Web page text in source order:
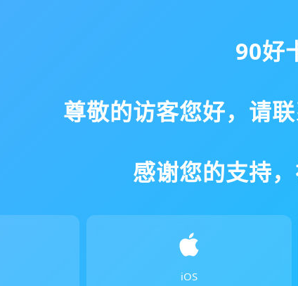
90好
尊敬的访客您好，请
感谢您的支持，
iOS